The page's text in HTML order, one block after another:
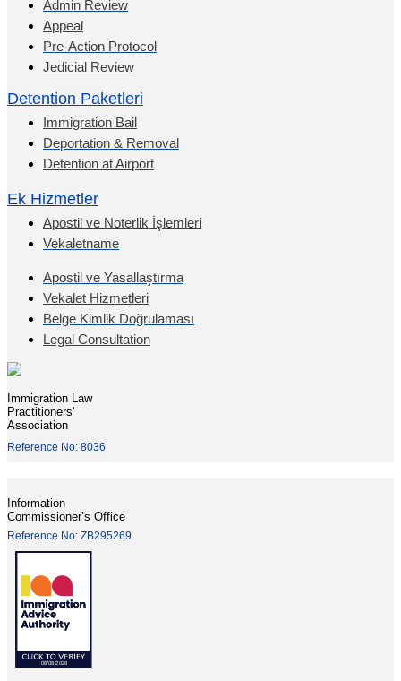
Admin Review
Appeal
Pre-Action Protocol
Jedicial Review
Detention Paketleri
Immigration Bail
Deportation & Removal
Detention at Airport
Ek Hizmetler
Apostil ve Noterlik İşlemleri
Vekaletname
Apostil ve Yasallaştırma
Vekalet Hizmetleri
Belge Kimlik Doğrulaması
Legal Consultation
Immigration Law
Practitioners'
Association
Reference No: 8036
Information
Commissioner’s Office
Reference No: ZB295269